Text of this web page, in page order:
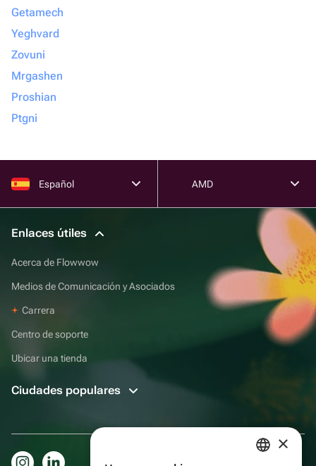
Getamech
Yeghvard
Zovuni
Mrgashen
Proshian
Ptgni
Español AMD
Enlaces útiles
Acerca de Flowwow
Medios de Comunicación y Asociados
Carrera
Centro de soporte
Ubicar una tienda
Ciudades populares
×